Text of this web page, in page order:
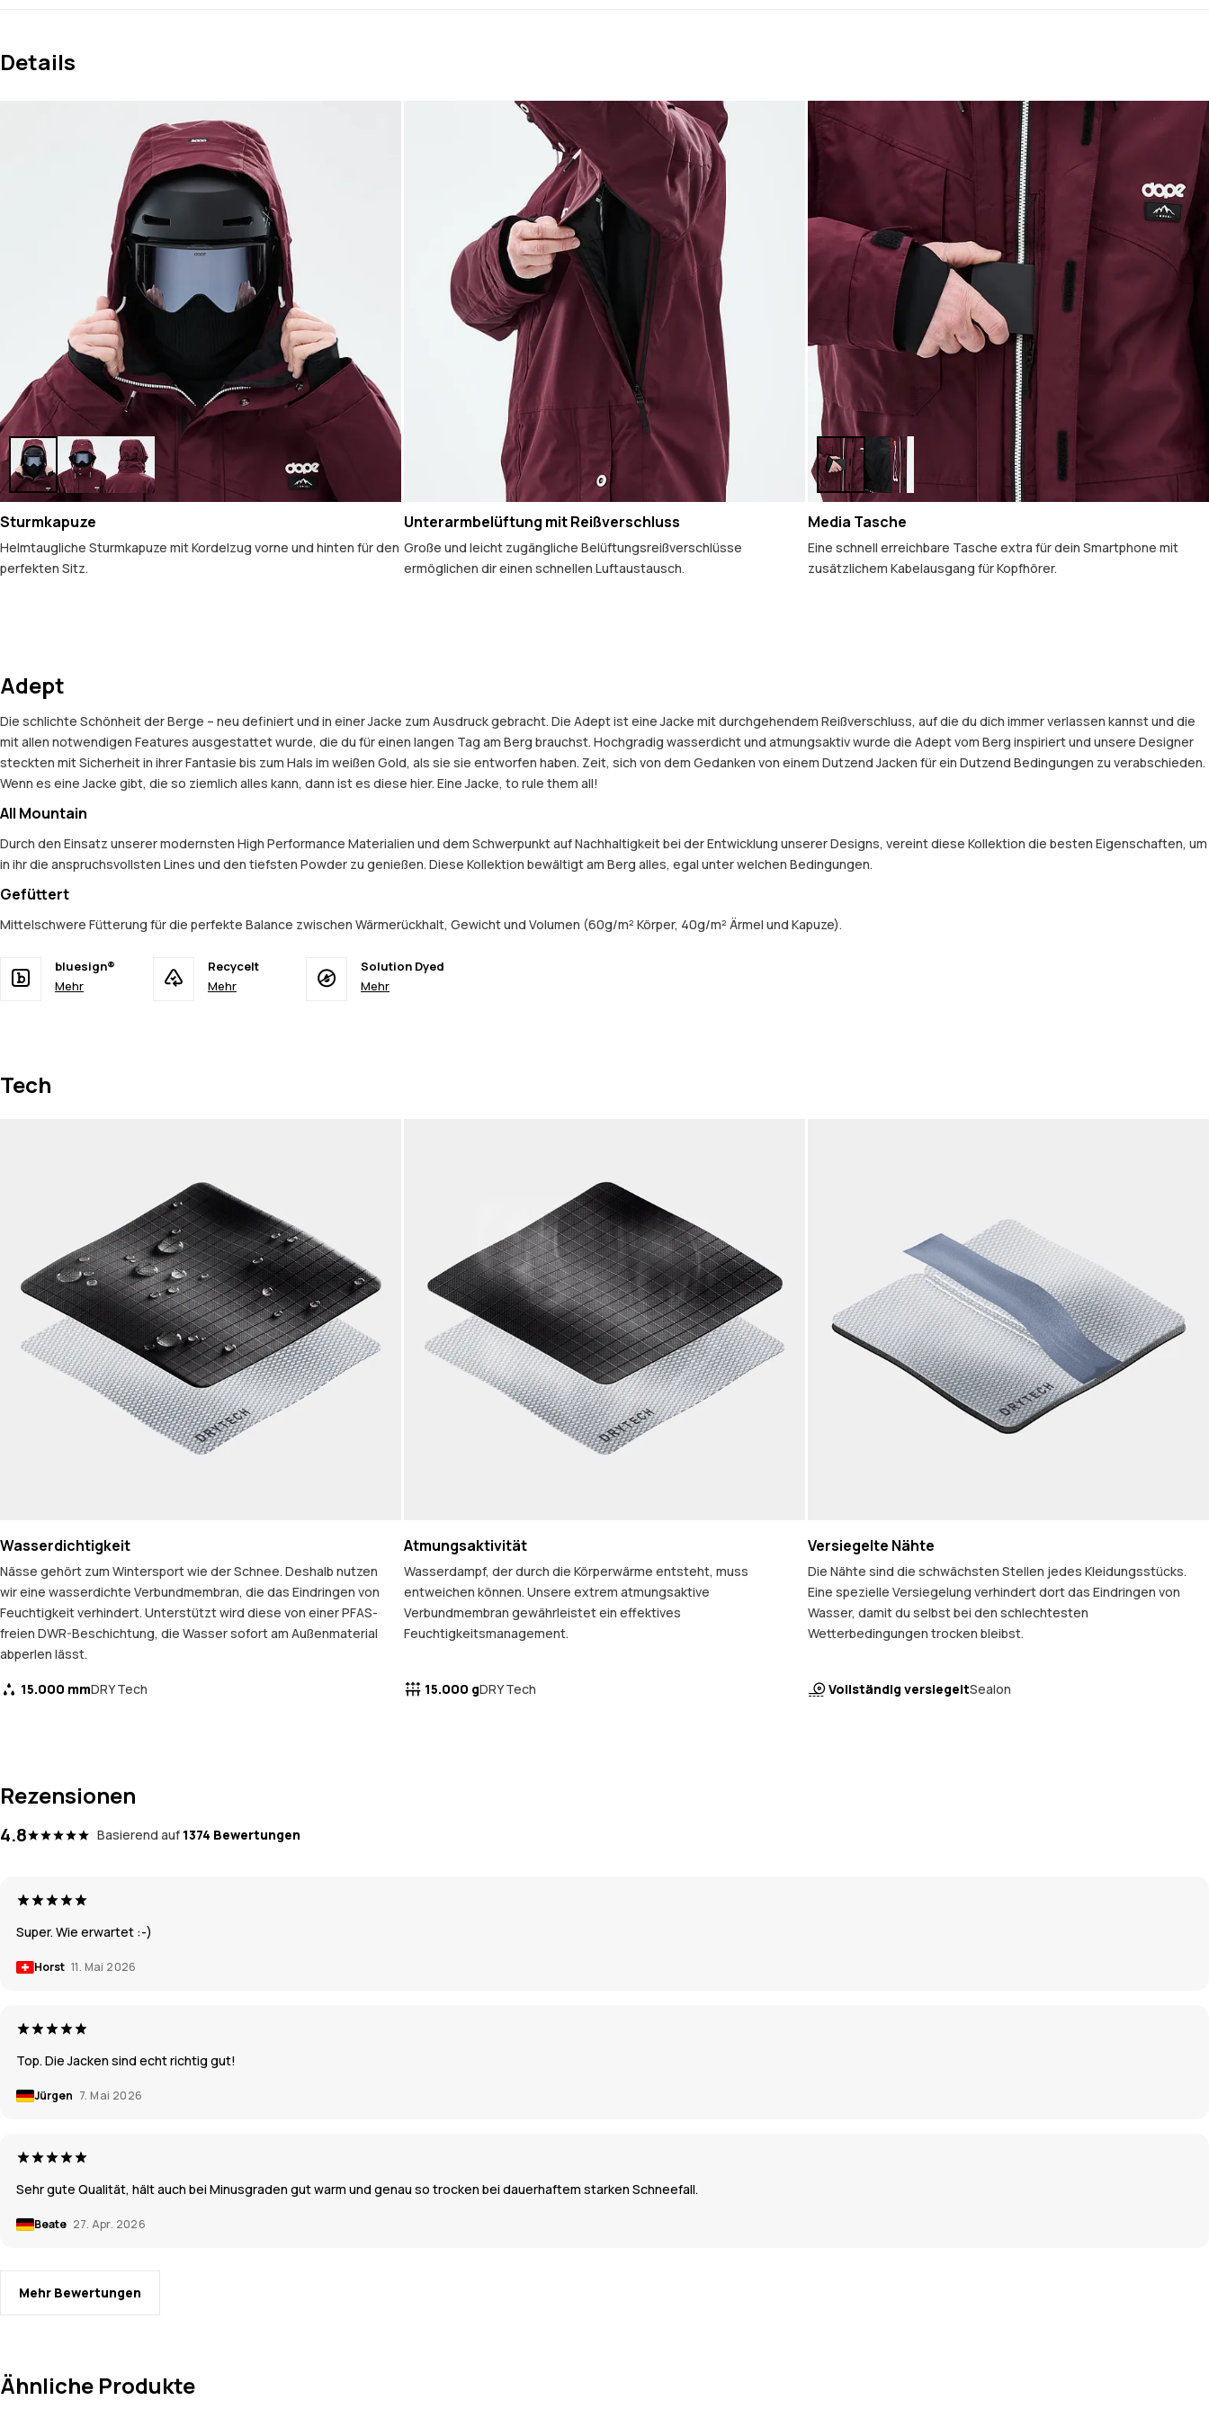
Details
Sturmkapuze
Helmtaugliche Sturmkapuze mit Kordelzug vorne und hinten für den
perfekten Sitz.
Unterarmbelüftung mit Reißverschluss
Große und leicht zugängliche Belüftungsreißverschlüsse
ermöglichen dir einen schnellen Luftaustausch.
Media Tasche
Eine schnell erreichbare Tasche extra für dein Smartphone mit
zusätzlichem Kabelausgang für Kopfhörer.
Adept
Die schlichte Schönheit der Berge – neu definiert und in einer Jacke zum Ausdruck gebracht. Die Adept ist eine Jacke mit durchgehendem Reißverschluss, auf die du dich immer verlassen kannst und die
mit allen notwendigen Features ausgestattet wurde, die du für einen langen Tag am Berg brauchst. Hochgradig wasserdicht und atmungsaktiv wurde die Adept vom Berg inspiriert und unsere Designer
steckten mit Sicherheit in ihrer Fantasie bis zum Hals im weißen Gold, als sie sie entworfen haben. Zeit, sich von dem Gedanken von einem Dutzend Jacken für ein Dutzend Bedingungen zu verabschieden.
Wenn es eine Jacke gibt, die so ziemlich alles kann, dann ist es diese hier. Eine Jacke, to rule them all!
All Mountain
Durch den Einsatz unserer modernsten High Performance Materialien und dem Schwerpunkt auf Nachhaltigkeit bei der Entwicklung unserer Designs, vereint diese Kollektion die besten Eigenschaften, um
in ihr die anspruchsvollsten Lines und den tiefsten Powder zu genießen. Diese Kollektion bewältigt am Berg alles, egal unter welchen Bedingungen.
Gefüttert
Mittelschwere Fütterung für die perfekte Balance zwischen Wärmerückhalt, Gewicht und Volumen (60g/m² Körper, 40g/m² Ärmel und Kapuze).
bluesign®
Mehr
Recycelt
Mehr
Solution Dyed
Mehr
Tech
Wasserdichtigkeit
Nässe gehört zum Wintersport wie der Schnee. Deshalb nutzen
wir eine wasserdichte Verbundmembran, die das Eindringen von
Feuchtigkeit verhindert. Unterstützt wird diese von einer PFAS-
freien DWR-Beschichtung, die Wasser sofort am Außenmaterial
abperlen lässt.
15.000 mmDRY Tech
Atmungsaktivität
Wasserdampf, der durch die Körperwärme entsteht, muss
entweichen können. Unsere extrem atmungsaktive
Verbundmembran gewährleistet ein effektives
Feuchtigkeitsmanagement.
15.000 gDRY Tech
Versiegelte Nähte
Die Nähte sind die schwächsten Stellen jedes Kleidungsstücks.
Eine spezielle Versiegelung verhindert dort das Eindringen von
Wasser, damit du selbst bei den schlechtesten
Wetterbedingungen trocken bleibst.
Vollständig versiegeltSealon
Rezensionen
4.8 Basierend auf 1374 Bewertungen
Super. Wie erwartet :-)
Horst 11. Mai 2026
Top. Die Jacken sind echt richtig gut!
Jürgen 7. Mai 2026
Sehr gute Qualität, hält auch bei Minusgraden gut warm und genau so trocken bei dauerhaftem starken Schneefall.
Beate 27. Apr. 2026
Mehr Bewertungen
Ähnliche Produkte